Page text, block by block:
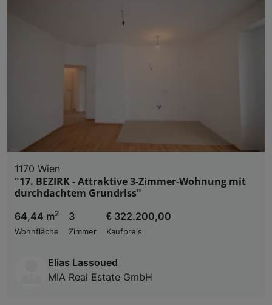
1170 Wien
"17. BEZIRK - Attraktive 3-Zimmer-Wohnung mit
durchdachtem Grundriss"
64,44 m2
Wohnfläche
3
Zimmer
€ 322.200,00
Kaufpreis
Elias Lassoued
MIA Real Estate GmbH